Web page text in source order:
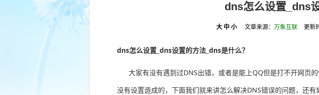
dns怎么设置_dns
大 中 小 文章来源： 万象互联 更新
dns怎么设置_dns设置的方法_dns是什么？
大家有没有遇到过DNS出错，或者是能上QQ但是打不开网页
没有设置造成的，下面我们就来讲怎么解决DNS错误的问题，还有